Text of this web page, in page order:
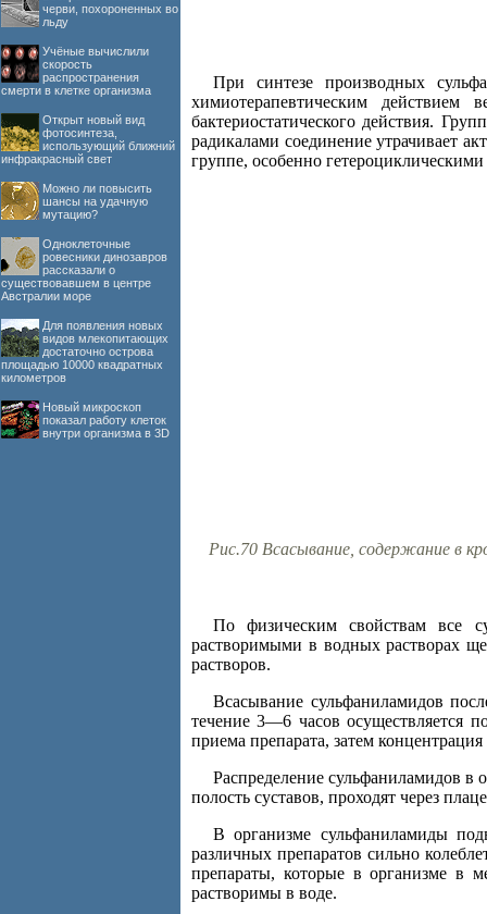
черви, похороненных во
льду
Учёные вычислили
скорость
распространения
смерти в клетке организма
Открыт новый вид
фотосинтеза,
использующий ближний
инфракрасный свет
Можно ли повысить
шансы на удачную
мутацию?
Одноклеточные
ровесники динозавров
рассказали о
существовавшем в центре
Австралии море
Для появления новых
видов млекопитающих
достаточно острова
площадью 10000 квадратных
километров
Новый микроскоп
показал работу клеток
внутри организма в 3D
При синтезе производных
химиотерапевтическим
бактериостатического действия.
радикалами соединение утрачивает
группе, особенно
Рис.70 Всасывание, содержание в
По физическим свойствам все
растворимыми в водных растворах
растворов.
Всасывание сульфаниламидов
течение 3—6 часов осуществляется
приема препарата, затем
Распределение сульфаниламидов
полость суставов, проходят через
В организме сульфаниламиды
различных препаратов сильно
препараты, которые в организме в
растворимы в воде.